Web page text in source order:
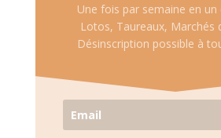
Une fois par semaine en un
Lotos, Taureaux, Marchés
Désinscription possible à